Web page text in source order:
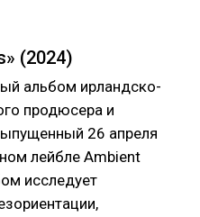
(2024)
альбом ирландско-
продюсера и
26 апреля
лейбле Ambient
исследует